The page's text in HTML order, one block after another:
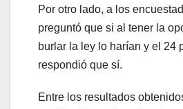
Por otro lado, a los
preguntó que si al tener la
burlar la ley lo harían y el 24
respondió que sí.
Entre los resultados